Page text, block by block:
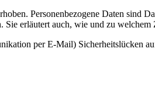
Personenbezogene Daten
erläutert auch, wie und zu welchem
per E-Mail) Sicherheitslücken